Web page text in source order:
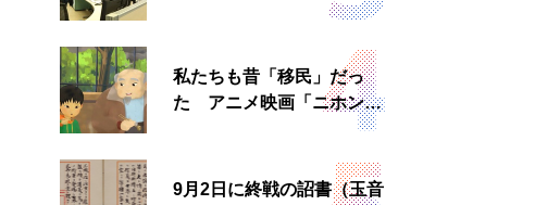
所運営、被災者への温かい
私たちも昔「移民」だっ
た アニメ映画「ニホンジ
9月2日に終戦の詔書（玉音